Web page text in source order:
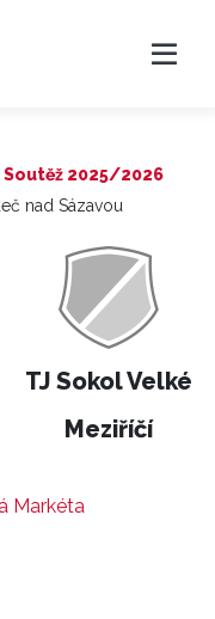
Soutěž 2025/2026
nad Sázavou
TJ Sokol Velké
Meziříčí
Markéta